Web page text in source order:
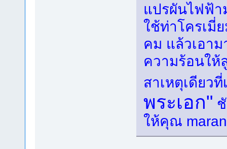
แปรผันไฟฟ้า
ใช้ท่าโครเมี่
คม แล้วเอา
ความร้อนให้
สาเหตุเดียว
พระเอก"
ให้คุณ